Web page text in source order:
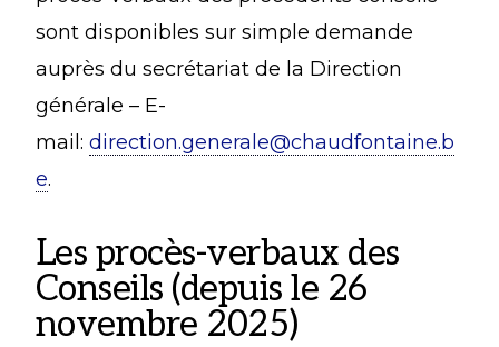
sont disponibles sur simple demande
auprès du secrétariat de la Direction
générale – E-
mail: direction.generale@chaudfontaine.b
e.
Les procès-verbaux des
Conseils (depuis le 26
novembre 2025)